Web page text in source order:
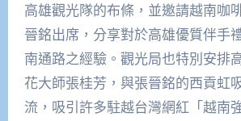
高雄觀光隊的布條，並邀請越南咖
晉銘出席，分享對於高雄優質伴手
南通路之經驗。觀光局也特別安排
花大師張桂芳，與張晉銘的西貢虹
流，吸引許多駐越台灣網紅「越南